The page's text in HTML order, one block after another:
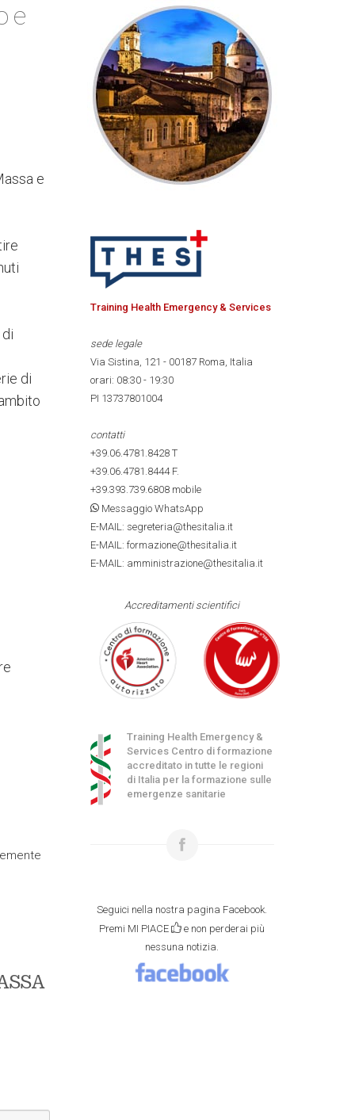
e
e
di
Training Health Emergency & Services
sede legale
Via Sistina, 121 - 00187 Roma, Italia
orari: 08:30 - 19:30
PI 13737801004
contatti
+39.06.4781.8428T
+39.06.4781.8444F.
+39.393.739.6808mobile
Messaggio WhatsApp
E-MAIL: segreteria@thesitalia.it
E-MAIL: formazione@thesitalia.it
E-MAIL: amministrazione@thesitalia.it
Accreditamenti scientifici
Training Health Emergency &
Services Centro di formazione
accreditato in tutte le regioni
di Italia per la formazione sulle
emergenze sanitarie
Seguici nella nostra pagina Facebook.
Premi MI PIACE
e non perderai più
nessuna notizia.